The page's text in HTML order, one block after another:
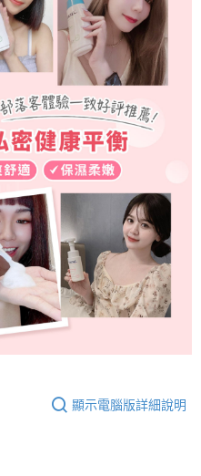
顯示電腦版詳細說明